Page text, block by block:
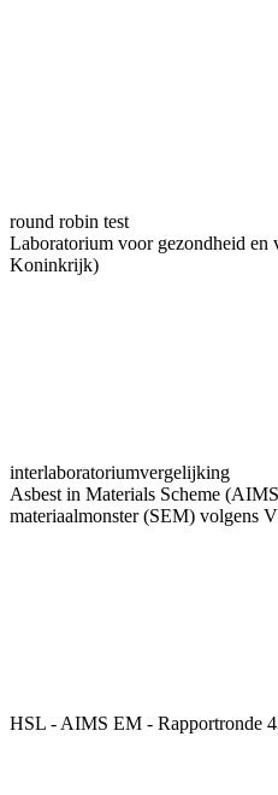
round robin test
Laboratorium voor gezondheid
Koninkrijk)
interlaboratoriumvergelijking
Asbest in Materials Scheme
materiaalmonster (SEM) volgens
HSL - AIMS EM - Rapportronde